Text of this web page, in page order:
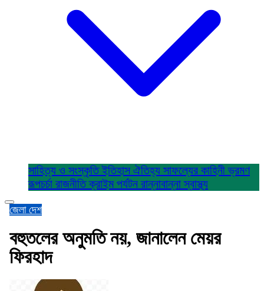
সাহিত্য ও সংস্কৃতিইতিহাস ঐতিহ্য সাফল্যের কাহিনীভ্রমণ
রূপচর্চা রাজনীতিক্রাইম পর্যটন রান্নাবান্নাস্বাস্থ্য
জেলা দেশ
বহুতলের অনুমতি নয়, জানালেন মেয়র
ফিরহাদ